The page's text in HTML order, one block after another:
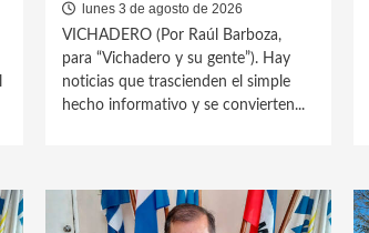
lunes 3 de agosto de 2026
VICHADERO (Por Raúl Barboza,
para “Vichadero y su gente”). Hay
noticias que trascienden el simple
hecho informativo y se convierten...